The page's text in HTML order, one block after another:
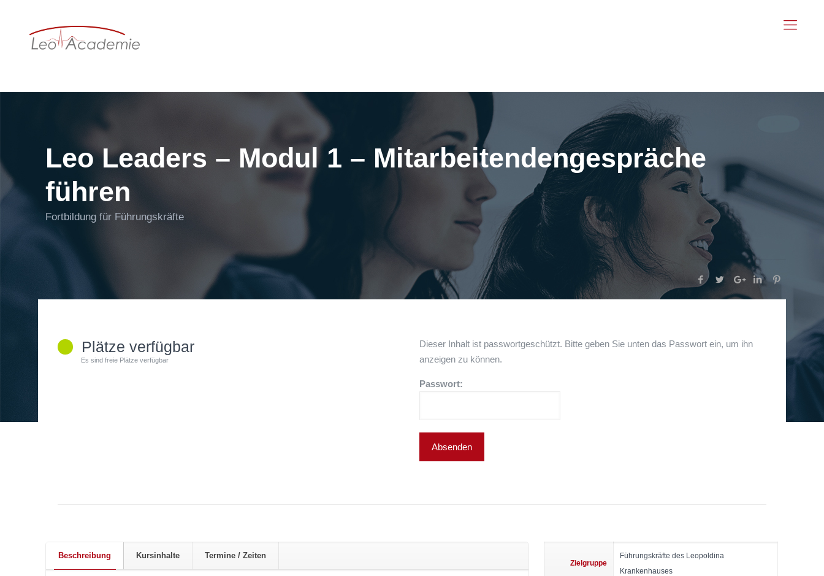
Leo Leaders – Modul 1 – Mitarbeitendengespräche
führen
Fortbildung für Führungskräfte
Plätze verfügbar
Es sind freie Plätze verfügbar
Dieser Inhalt ist passwortgeschützt. Bitte geben Sie unten das Passwort ein, um ihn
anzeigen zu können.
Passwort:
Beschreibung Kursinhalte Termine / Zeiten
Zielgruppe
Führungskräfte des Leopoldina
Krankenhauses